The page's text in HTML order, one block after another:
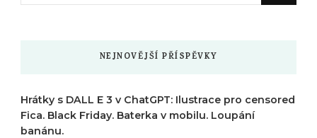
NEJNOVĚJŠÍ PŘÍSPĚVKY
Hrátky s DALL E 3 v ChatGPT: Ilustrace pro censored
Fica. Black Friday. Baterka v mobilu. Loupání
banánu.